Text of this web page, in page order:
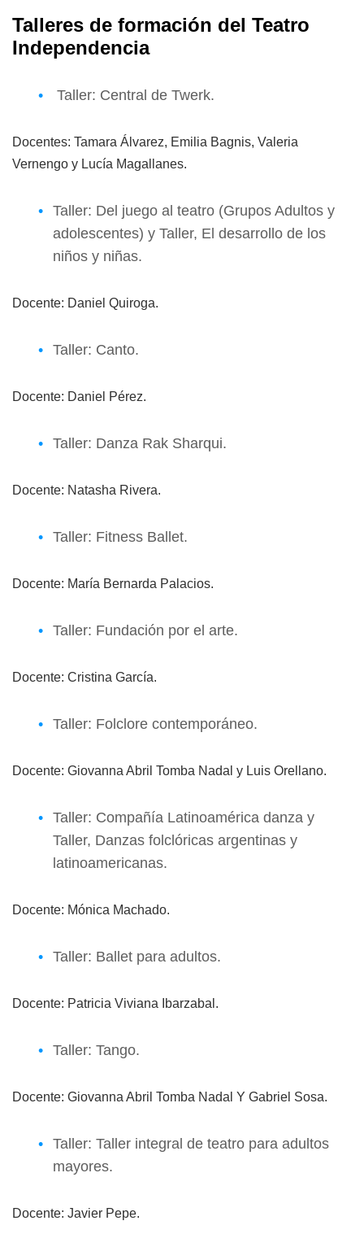
Talleres de formación del Teatro
Independencia
Taller: Central de Twerk.
Docentes: Tamara Álvarez, Emilia Bagnis, Valeria
Vernengo y Lucía Magallanes.
Taller: Del juego al teatro (Grupos Adultos y
adolescentes) y Taller, El desarrollo de los
niños y niñas.
Docente: Daniel Quiroga.
Taller: Canto.
Docente: Daniel Pérez.
Taller: Danza Rak Sharqui.
Docente: Natasha Rivera.
Taller: Fitness Ballet.
Docente: María Bernarda Palacios.
Taller: Fundación por el arte.
Docente: Cristina García.
Taller: Folclore contemporáneo.
Docente: Giovanna Abril Tomba Nadal y Luis Orellano.
Taller: Compañía Latinoamérica danza y
Taller, Danzas folclóricas argentinas y
latinoamericanas.
Docente: Mónica Machado.
Taller: Ballet para adultos.
Docente: Patricia Viviana Ibarzabal.
Taller: Tango.
Docente: Giovanna Abril Tomba Nadal Y Gabriel Sosa.
Taller: Taller integral de teatro para adultos
mayores.
Docente: Javier Pepe.